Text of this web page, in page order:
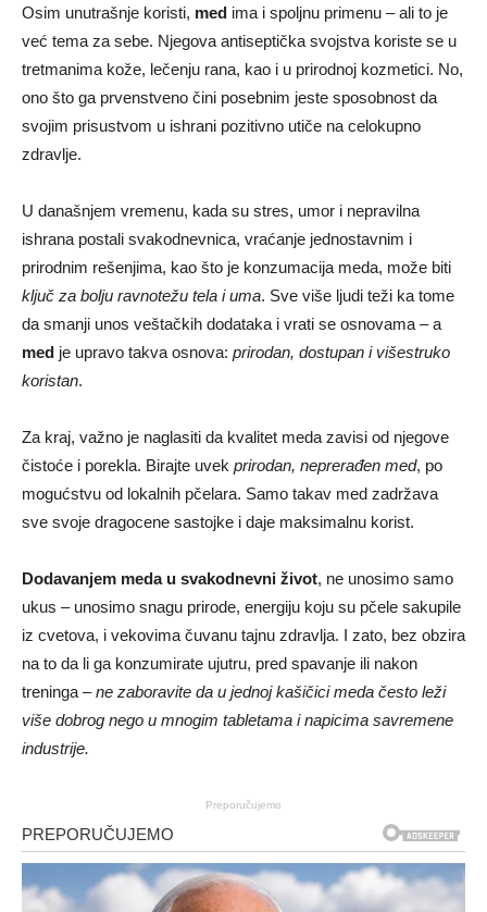
Osim unutrašnje koristi, med ima i spoljnu primenu – ali to je
već tema za sebe. Njegova antiseptička svojstva koriste se u
tretmanima kože, lečenju rana, kao i u prirodnoj kozmetici. No,
ono što ga prvenstveno čini posebnim jeste sposobnost da
svojim prisustvom u ishrani pozitivno utiče na celokupno
zdravlje.
U današnjem vremenu, kada su stres, umor i nepravilna
ishrana postali svakodnevnica, vraćanje jednostavnim i
prirodnim rešenjima, kao što je konzumacija meda, može biti
ključ za bolju ravnotežu tela i uma. Sve više ljudi teži ka tome
da smanji unos veštačkih dodataka i vrati se osnovama – a
med je upravo takva osnova: prirodan, dostupan i višestruko
koristan.
Za kraj, važno je naglasiti da kvalitet meda zavisi od njegove
čistoće i porekla. Birajte uvek prirodan, neprerađen med, po
mogućstvu od lokalnih pčelara. Samo takav med zadržava
sve svoje dragocene sastojke i daje maksimalnu korist.
Dodavanjem meda u svakodnevni život, ne unosimo samo
ukus – unosimo snagu prirode, energiju koju su pčele sakupile
iz cvetova, i vekovima čuvanu tajnu zdravlja. I zato, bez obzira
na to da li ga konzumirate ujutru, pred spavanje ili nakon
treninga –ne zaboravite da u jednoj kašičici meda često leži
više dobrog nego u mnogim tabletama i napicima savremene
industrije.
Preporučujemo